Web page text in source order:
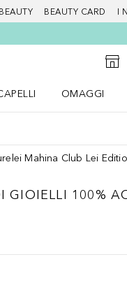
BEAUTY CARD I
OMAGGI
Mahina Club Lei
GIOIELLI 100%